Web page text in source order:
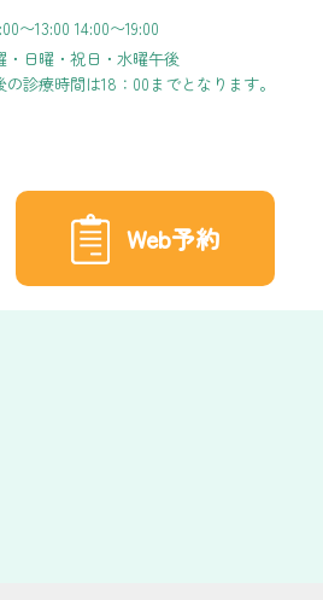
〜13:00 14:00〜19:00
・日曜・祝日・水曜午後
診療時間は18：00までとなります。
Web予約